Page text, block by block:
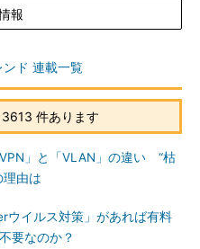
報
ド 連載一覧
件あります
」と「VLAN」の違い “枯
理由は
ウイルス対策」があれば有料
要なのか？